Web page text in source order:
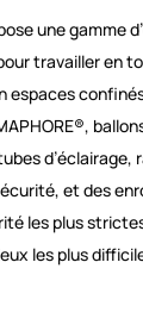
une gamme
travailler en
espaces
d’éclairage,
et des
les plus
les plus